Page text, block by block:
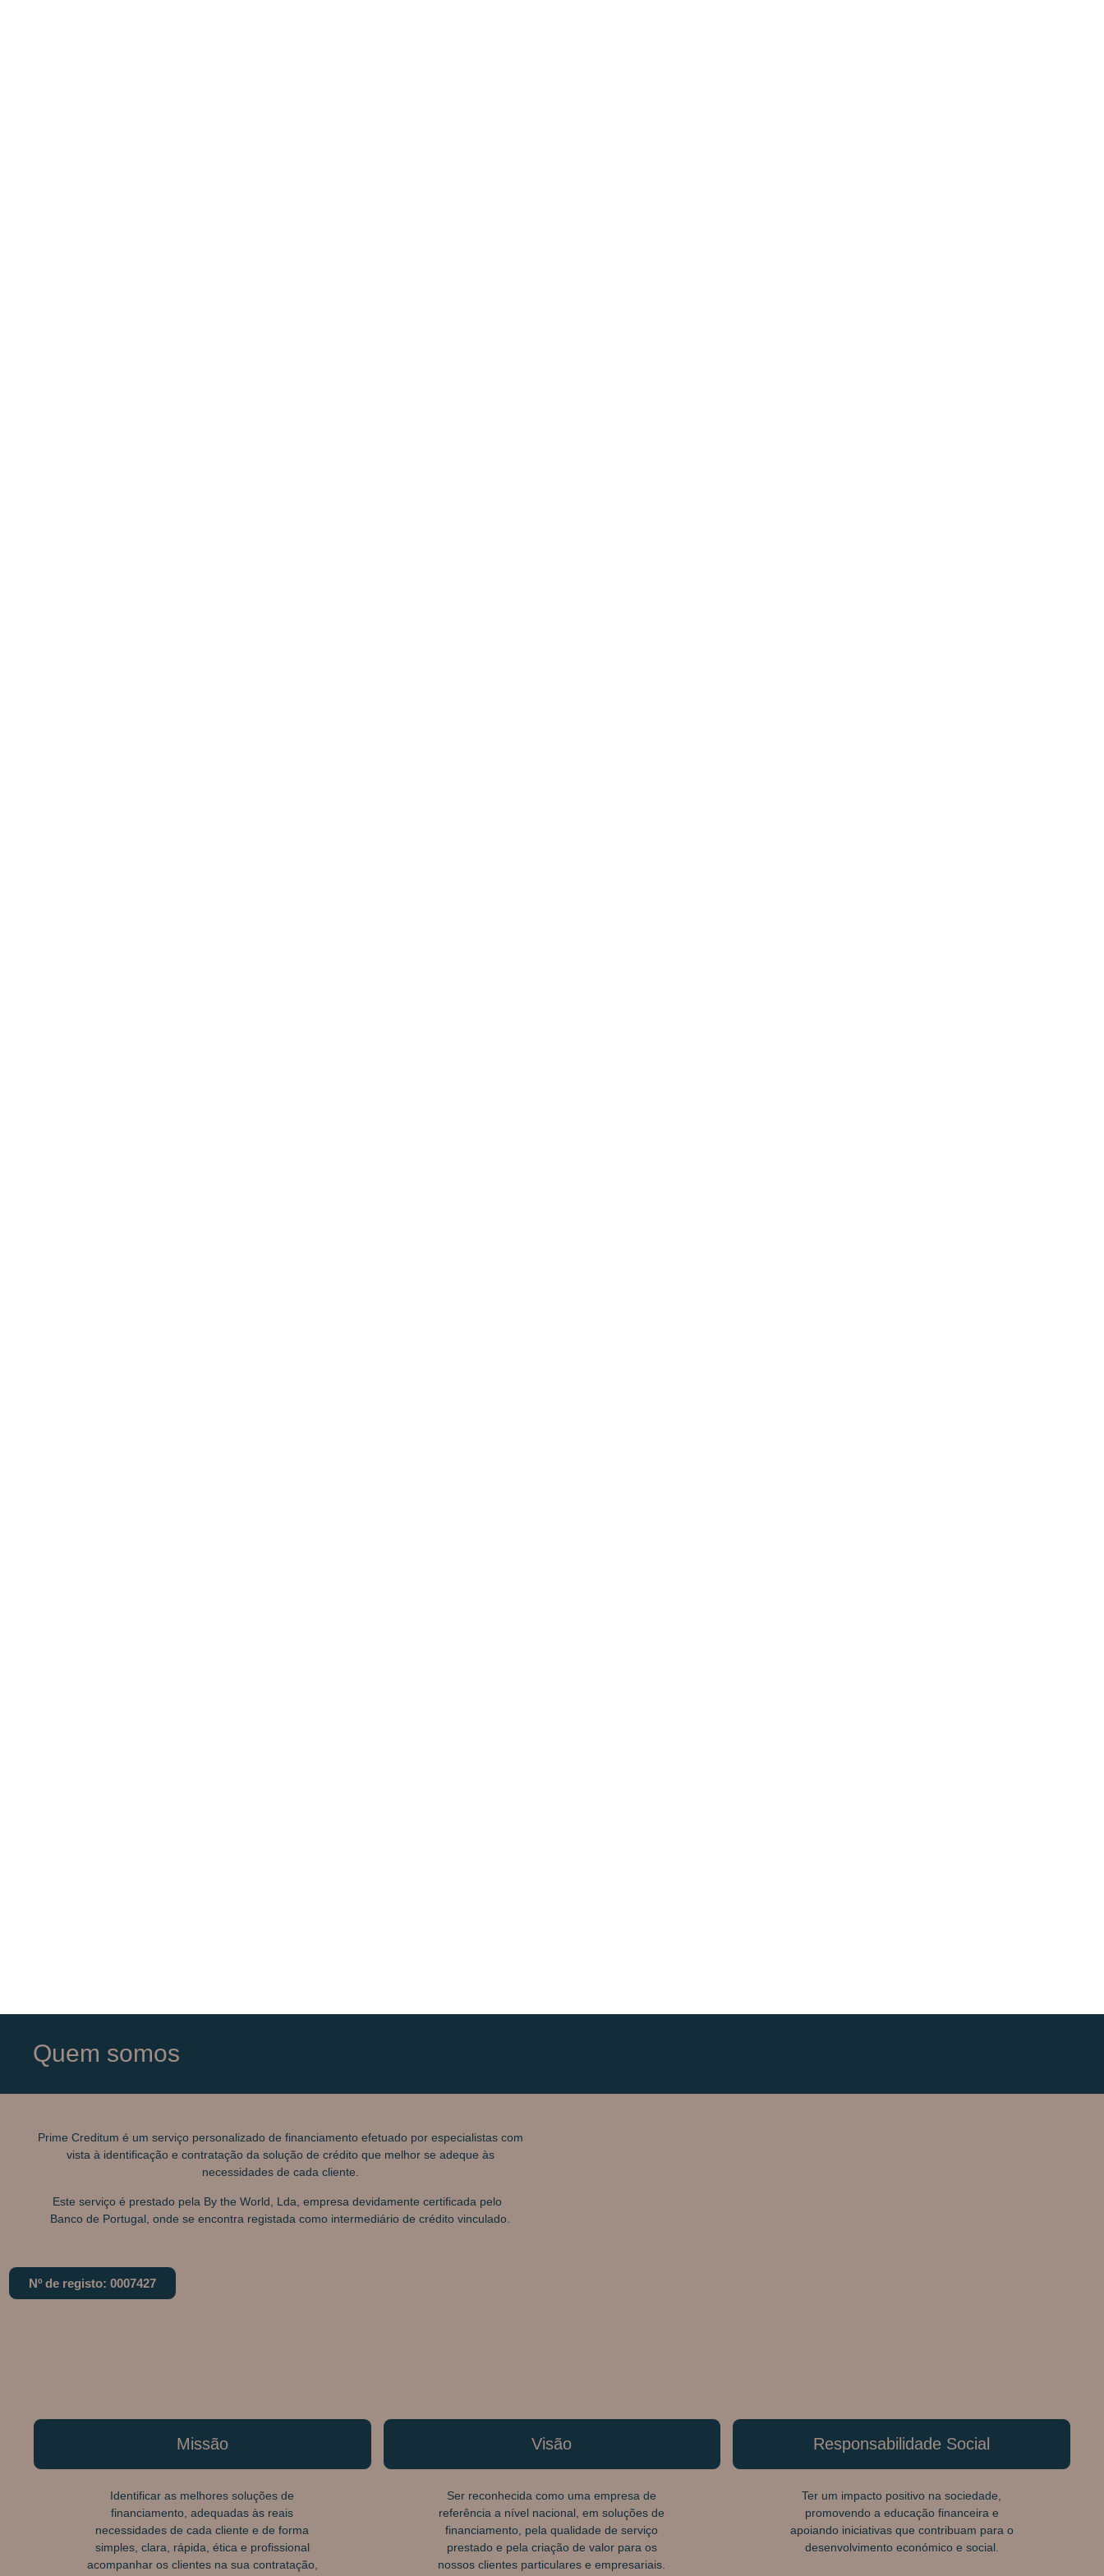
Quem somos
Prime Creditum é um serviço personalizado de financiamento efetuado por especialistas com
vista à identificação e contratação da solução de crédito que melhor se adeque às
necessidades de cada cliente.
Este serviço é prestado pela By the World, Lda, empresa devidamente certificada pelo
Banco de Portugal, onde se encontra registada como intermediário de crédito vinculado.
Nº de registo: 0007427
Missão
Identificar as melhores soluções de
financiamento, adequadas às reais
necessidades de cada cliente e de forma
simples, clara, rápida, ética e profissional
acompanhar os clientes na sua contratação,
Visão
Ser reconhecida como uma empresa de
referência a nível nacional, em soluções de
financiamento, pela qualidade de serviço
prestado e pela criação de valor para os
nossos clientes particulares e empresariais.
Responsabilidade Social
Ter um impacto positivo na sociedade,
promovendo a educação financeira e
apoiando iniciativas que contribuam para o
desenvolvimento económico e social.